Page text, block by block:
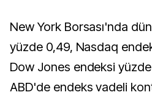
New York Borsası'nda
yüzde 0,49, Nasdaq
Dow Jones endeksi
ABD'de endeks vadeli